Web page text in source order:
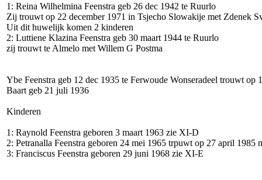
1: Reina Wilhelmina Feenstra geb 26 dec 1942 te Ruurlo
Zij trouwt op 22 december 1971 in Tsjecho Slowakije met Zdenek
Uit dit huwelijk komen 2 kinderen
2: Luttiene Klazina Feenstra geb 30 maart 1944 te Ruurlo
zij trouwt te Almelo met Willem G Postma
Ybe Feenstra geb 12 dec 1935 te Ferwoude Wonseradeel trouwt op
Baart geb 21 juli 1936
Kinderen
1: Raynold Feenstra geboren 3 maart 1963 zie XI-D
2: Petranalla Feenstra geboren 24 mei 1965 trpuwt op 27 april 1985
3: Franciscus Feenstra geboren 29 juni 1968 zie XI-E